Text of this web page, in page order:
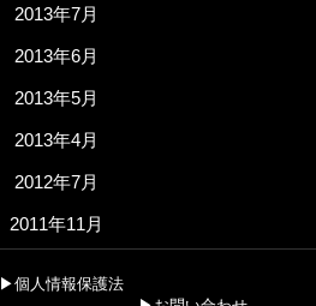
2013年7月
2013年6月
2013年5月
2013年4月
2012年7月
2011年11月
▶個人情報保護法